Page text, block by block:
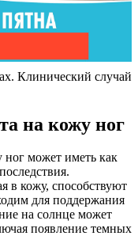
Клинический случай
на кожу ног
ног может иметь как
в кожу, способствуют
для поддержания
на солнце может
появление темных